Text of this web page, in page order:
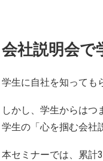
会社説明会で
学生に自社を知っても
しかし、学生からはつ
学生の「心を掴む会社
本セミナーでは、累計